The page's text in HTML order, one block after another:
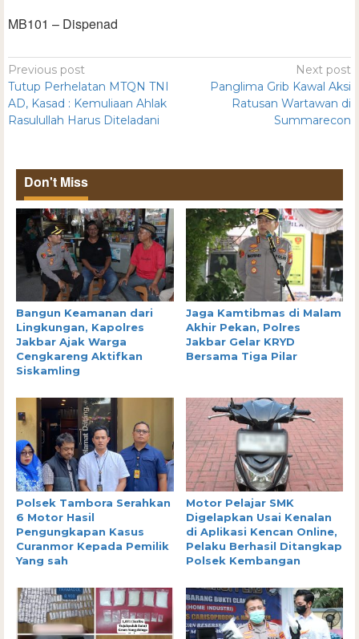
MB101 – Dispenad
Previous post
Tutup Perhelatan MTQN TNI
AD, Kasad : Kemuliaan Ahlak
Rasulullah Harus Diteladani
Next post
Panglima Grib Kawal Aksi
Ratusan Wartawan di
Summarecon
Don't Miss
Bangun Keamanan dari
Lingkungan, Kapolres
Jakbar Ajak Warga
Cengkareng Aktifkan
Siskamling
Jaga Kamtibmas di Malam
Akhir Pekan, Polres
Jakbar Gelar KRYD
Bersama Tiga Pilar
Polsek Tambora Serahkan
6 Motor Hasil
Pengungkapan Kasus
Curanmor Kepada Pemilik
Yang sah
Motor Pelajar SMK
Digelapkan Usai Kenalan
di Aplikasi Kencan Online,
Pelaku Berhasil Ditangkap
Polsek Kembangan